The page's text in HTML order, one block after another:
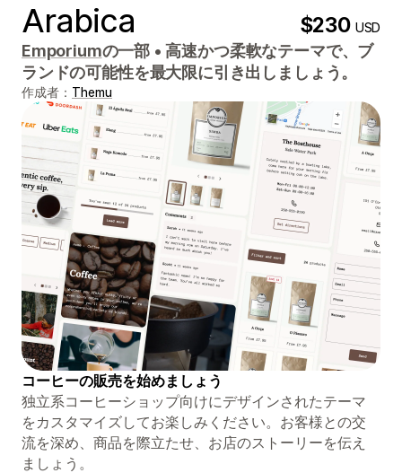
Arabica $230USD
Emporiumの一部 • 高速かつ柔軟なテーマで、ブ
ランドの可能性を最大限に引き出しましょう。
作成者： Themu
コーヒーの販売を始めましょう
独立系コーヒーショップ向けにデザインされたテーマ
をカスタマイズしてお楽しみください。お客様との交
流を深め、商品を際立たせ、お店のストーリーを伝え
ましょう。